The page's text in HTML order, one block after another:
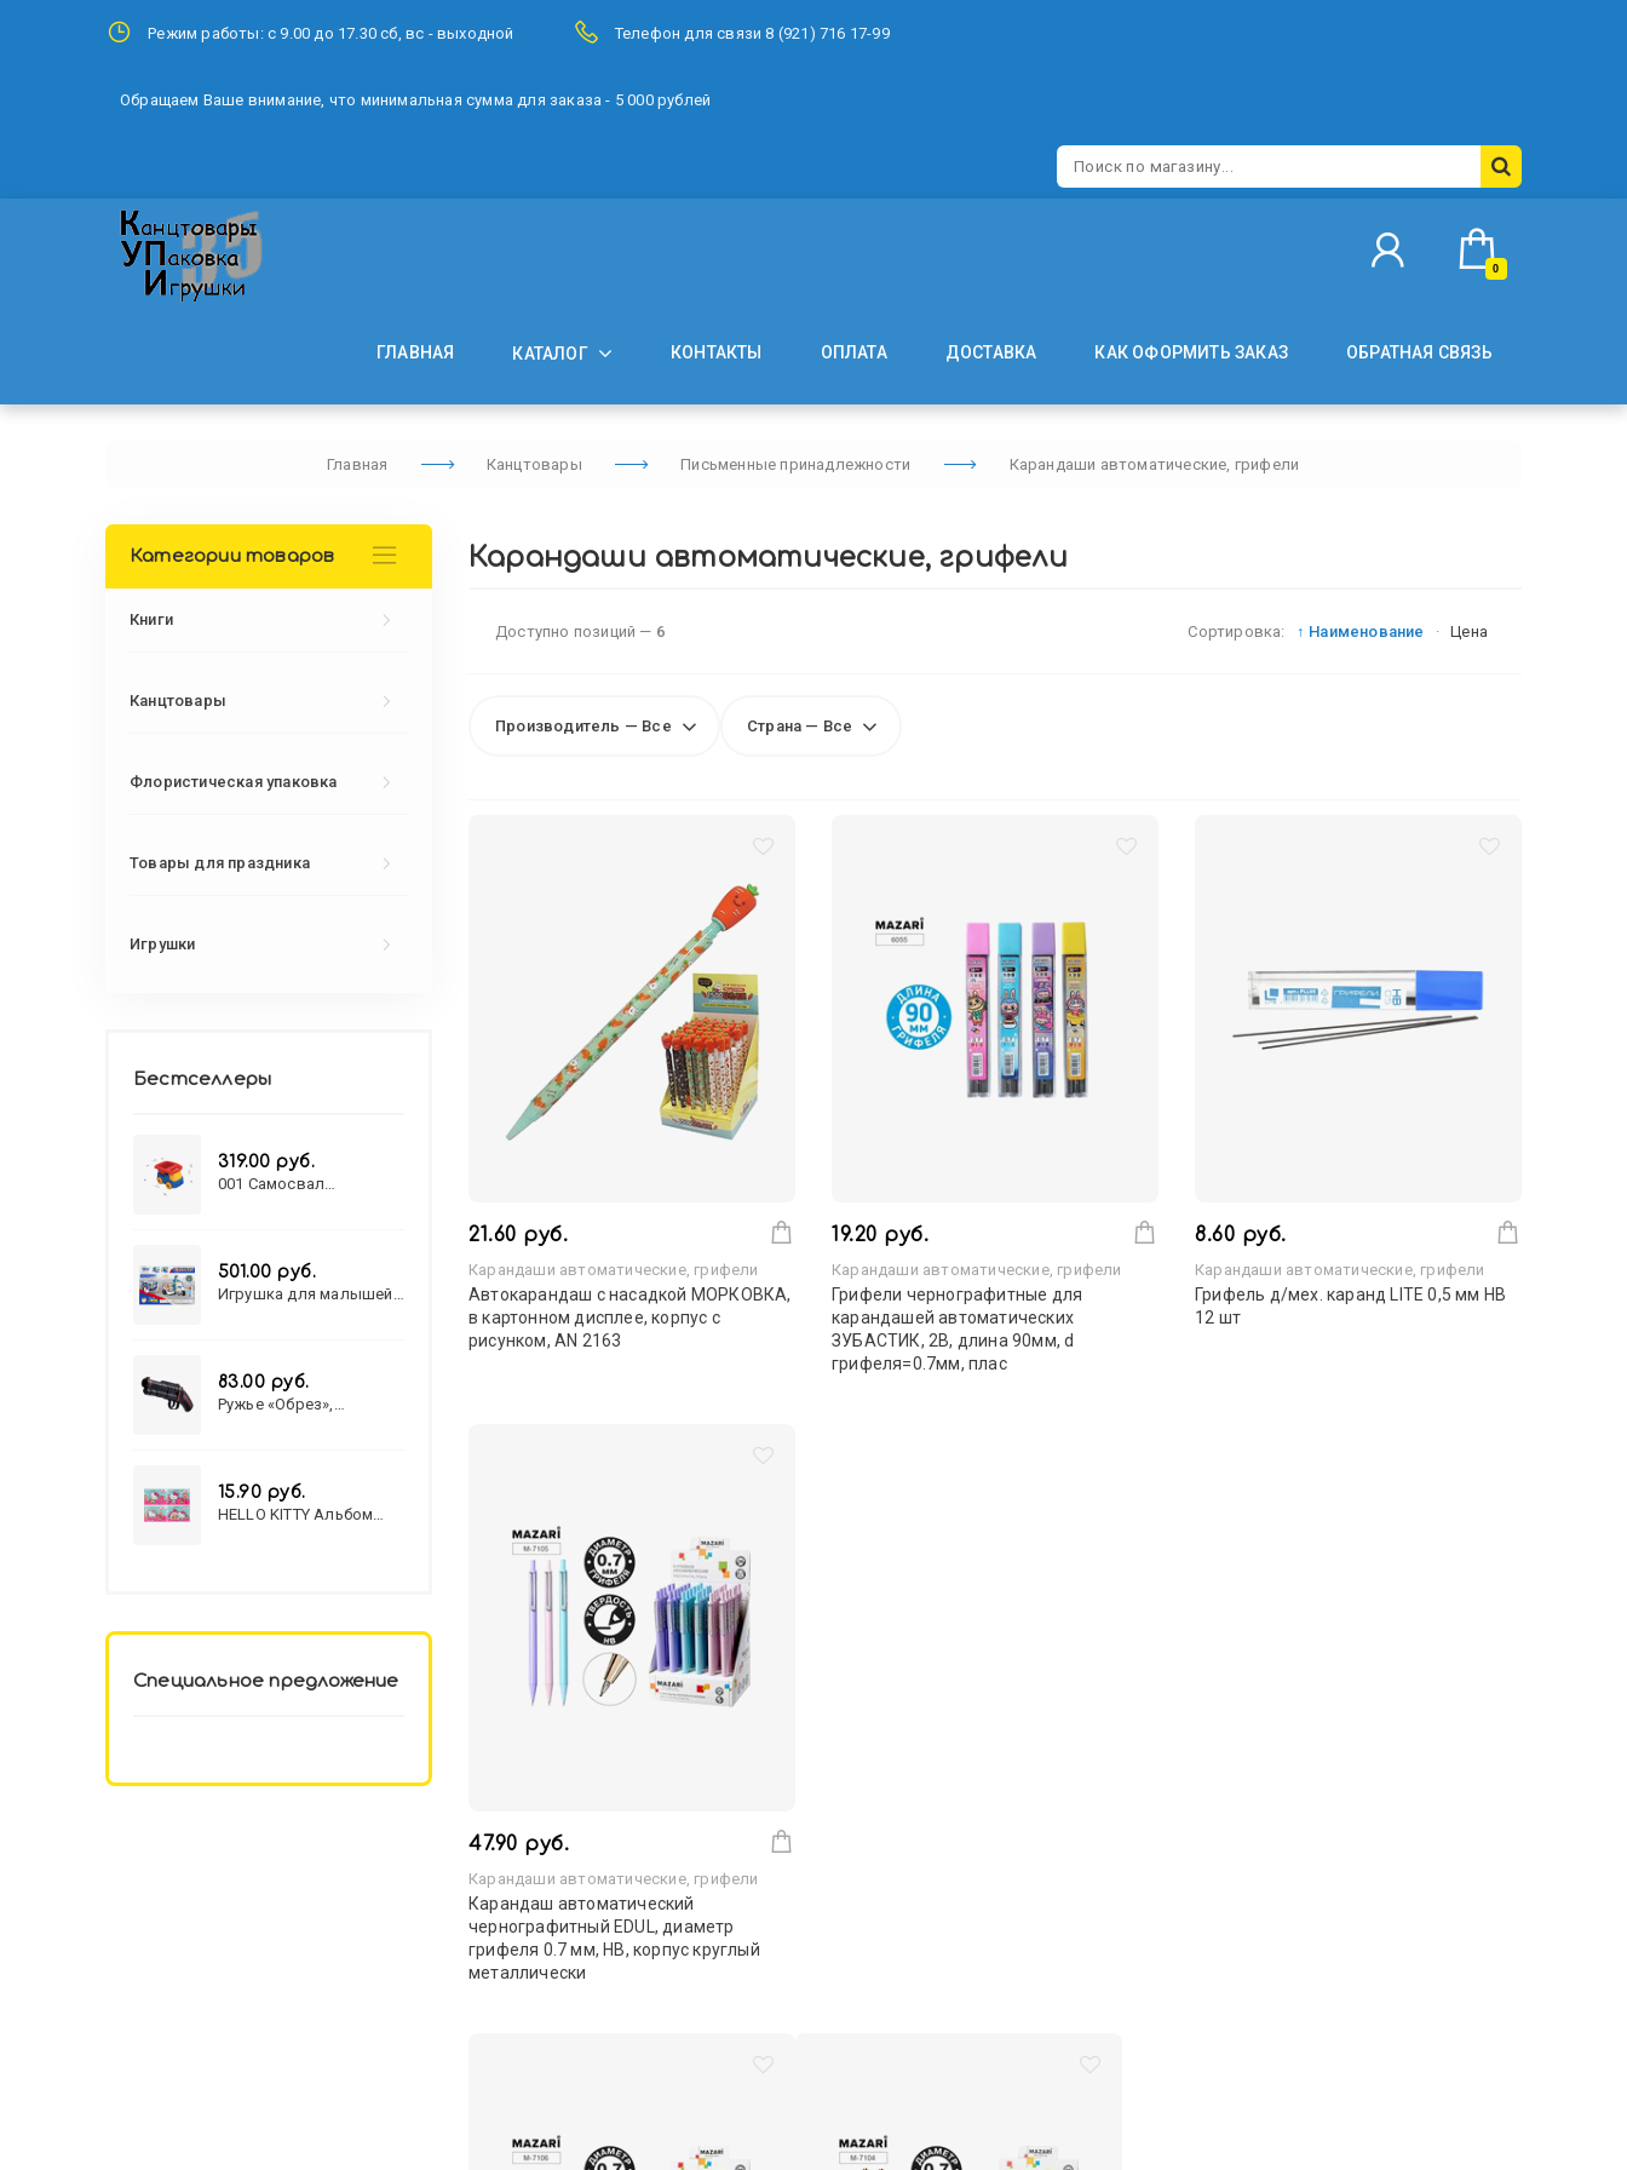
Режим работы: с 9.00 до 17.30 сб, вс - выходной Телефон для связи 8 (921) 716 17-99
Обращаем Ваше внимание, что минимальная сумма для заказа - 5 000 рублей
0
ГЛАВНАЯ КАТАЛОГ КОНТАКТЫ ОПЛАТА ДОСТАВКА КАК ОФОРМИТЬ ЗАКАЗ ОБРАТНАЯ СВЯЗЬ
Главная Канцтовары Письменные принадлежности Карандаши автоматические, грифели
Карандаши автоматические, грифели
Доступно позиций — 6 Сортировка: ↑ Наименование · Цена
Производитель — Все Страна — Все
21.60 руб.
Карандаши автоматические, грифели
Автокарандаш с насадкой МОРКОВКА,
в картонном дисплее, корпус с
рисунком, AN 2163
19.20 руб.
Карандаши автоматические, грифели
Грифели чернографитные для
карандашей автоматических
ЗУБАСТИК, 2B, длина 90мм, d
грифеля=0.7мм, плас
8.60 руб.
Карандаши автоматические, грифели
Грифель д/мех. каранд LITE 0,5 мм НВ
12 шт
47.90 руб.
Карандаши автоматические, грифели
Карандаш автоматический
чернографитный EDUL, диаметр
грифеля 0.7 мм, НВ, корпус круглый
металлически
Категории товаров
Книги
Канцтовары
Флористическая упаковка
Товары для праздника
Игрушки
Бестселлеры
319.00 руб.
001 Самосвал
501.00 руб.
Игрушка для малышей
83.00 руб.
Ружье «Обрез»,
15.90 руб.
HELLO KITTY Альбом
Специальное предложение